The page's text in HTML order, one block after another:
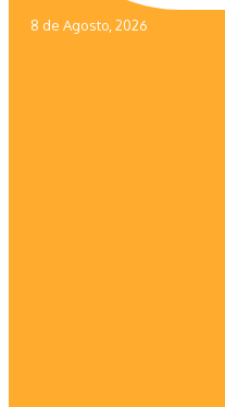
8 de Agosto, 2026